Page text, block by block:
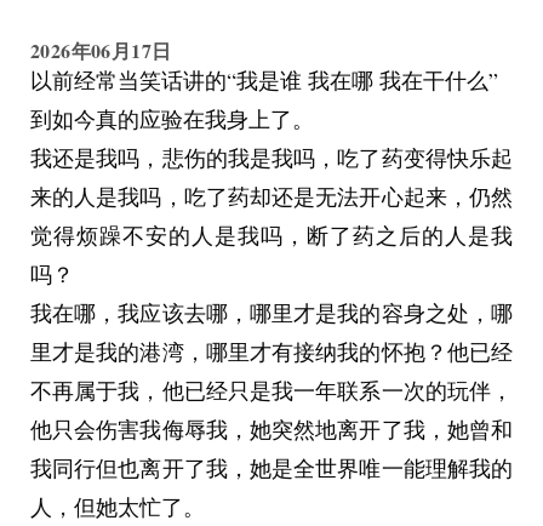
2026年06月17日
以前经常当笑话讲的“我是谁 我在哪 我在干什么”
到如今真的应验在我身上了。
我还是我吗，悲伤的我是我吗，吃了药变得快乐起
来的人是我吗，吃了药却还是无法开心起来，仍然
觉得烦躁不安的人是我吗，断了药之后的人是我
吗？
我在哪，我应该去哪，哪里才是我的容身之处，哪
里才是我的港湾，哪里才有接纳我的怀抱？他已经
不再属于我，他已经只是我一年联系一次的玩伴，
他只会伤害我侮辱我，她突然地离开了我，她曾和
我同行但也离开了我，她是全世界唯一能理解我的
人，但她太忙了。